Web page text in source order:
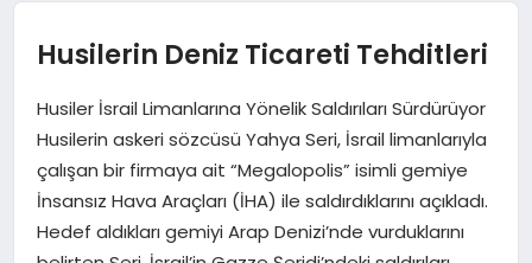
YAŞAM
SPOR
EKONOMI
DÜNYA
MAGAZIN
Husilerin Deniz Ticareti Tehditleri
Husiler İsrail Limanlarına Yönelik Saldırıları Sürdürüyor
Husilerin askeri sözcüsü Yahya Seri, İsrail limanlarıyla
çalışan bir firmaya ait “Megalopolis” isimli gemiye
İnsansız Hava Araçları (İHA) ile saldırdıklarını açıkladı.
Hedef aldıkları gemiyi Arap Denizi’nde vurduklarını